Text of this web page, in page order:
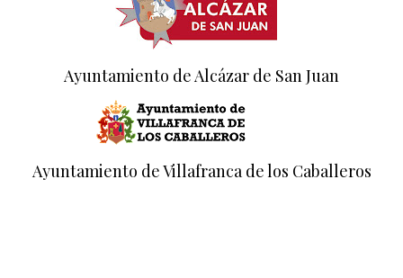
Ayuntamiento de Alcázar de San Juan
Ayuntamiento de Villafranca de los Caballeros